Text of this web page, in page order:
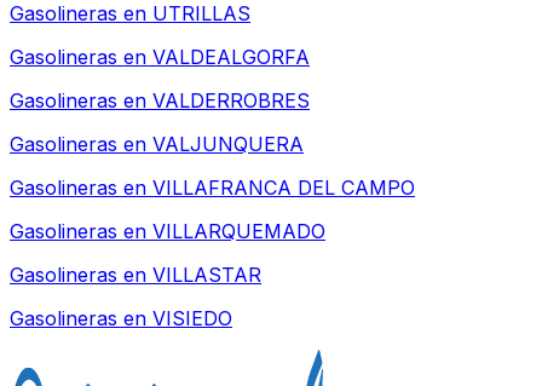
Gasolineras en UTRILLAS
Gasolineras en VALDEALGORFA
Gasolineras en VALDERROBRES
Gasolineras en VALJUNQUERA
Gasolineras en VILLAFRANCA DEL CAMPO
Gasolineras en VILLARQUEMADO
Gasolineras en VILLASTAR
Gasolineras en VISIEDO